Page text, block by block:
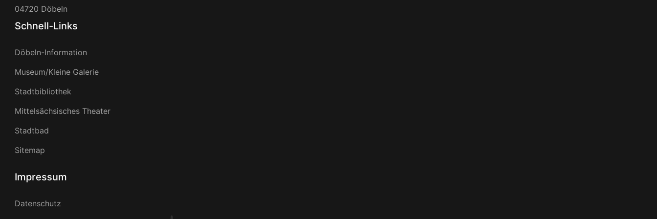
04720 Döbeln
Schnell-Links
Döbeln-Information
Museum/Kleine Galerie
Stadtbibliothek
Mittelsächsisches Theater
Stadtbad
Sitemap
Impressum
Datenschutz